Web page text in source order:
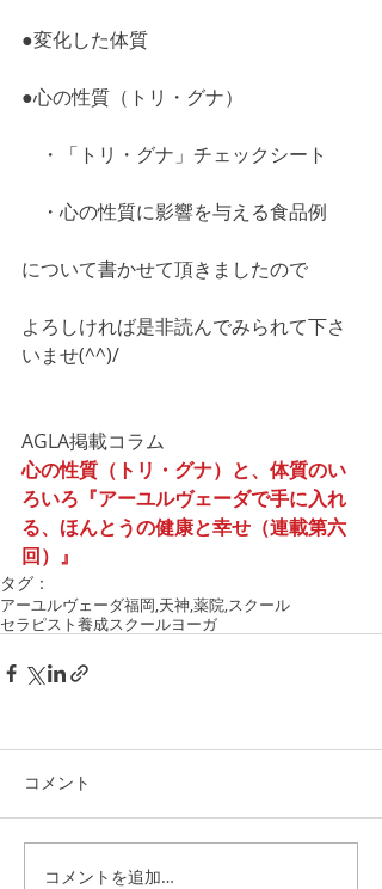
●変化した体質
●心の性質（トリ・グナ）
・「トリ・グナ」チェックシート
・心の性質に影響を与える食品例
について書かせて頂きましたので
よろしければ是非読んでみられて下さ
いませ(^^)/
AGLA掲載コラム
心の性質（トリ・グナ）と、体質のい
ろいろ『アーユルヴェーダで手に入れ
る、ほんとうの健康と幸せ（連載第六
回）』
タグ：
アーユルヴェーダ福岡,天神,薬院,スクール
セラピスト養成スクールヨーガ
コメント
コメントを追加…